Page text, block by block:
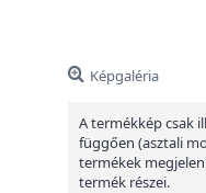
Képgaléria
A termékkép csak
függően (asztali
termékek
termék részei.